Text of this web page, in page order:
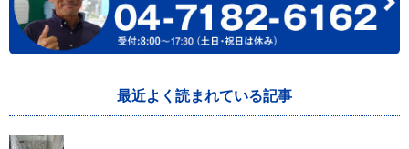
最近よく読まれている記事